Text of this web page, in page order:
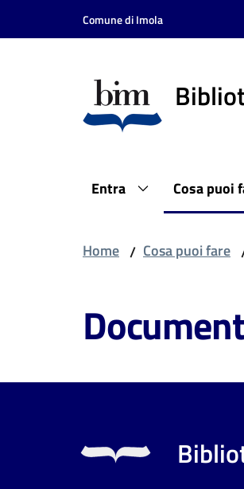
Vai al contenuto
Vai alla navigazione
Comune di Imola
Entra Cosa puoi
Home / Cosa puoi fare